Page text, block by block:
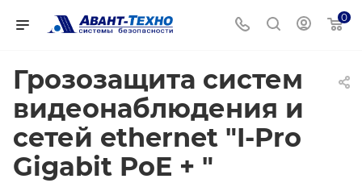
0
Грозозащита систем
видеонаблюдения и
сетей ethernet "I-Pro
Gigabit PoE + "